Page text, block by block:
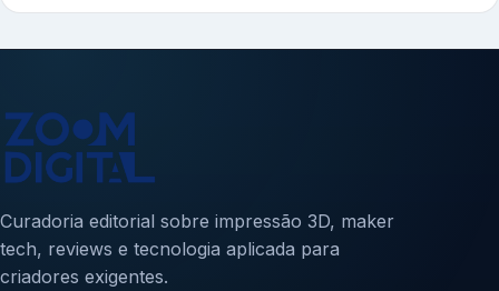
Curadoria editorial sobre impressão 3D, maker
tech, reviews e tecnologia aplicada para
criadores exigentes.